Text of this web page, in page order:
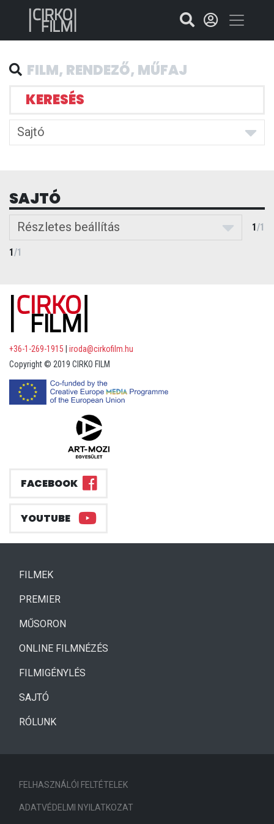
KERESÉS
Sajtó
SAJTÓ
Részletes beállítás 1/1
1/1
+36-1-269-1915
iroda@cirkofilm.hu
Copyright © 2019 CIRKO FILM
FACEBOOK
YOUTUBE
FILMEK(CURRENT)
PREMIER
MŰSORON
ONLINE FILMNÉZÉS
FILMIGÉNYLÉS
SAJTÓ
RÓLUNK
FELHASZNÁLÓI FELTÉTELEK
ADATVÉDELMI NYILATKOZAT